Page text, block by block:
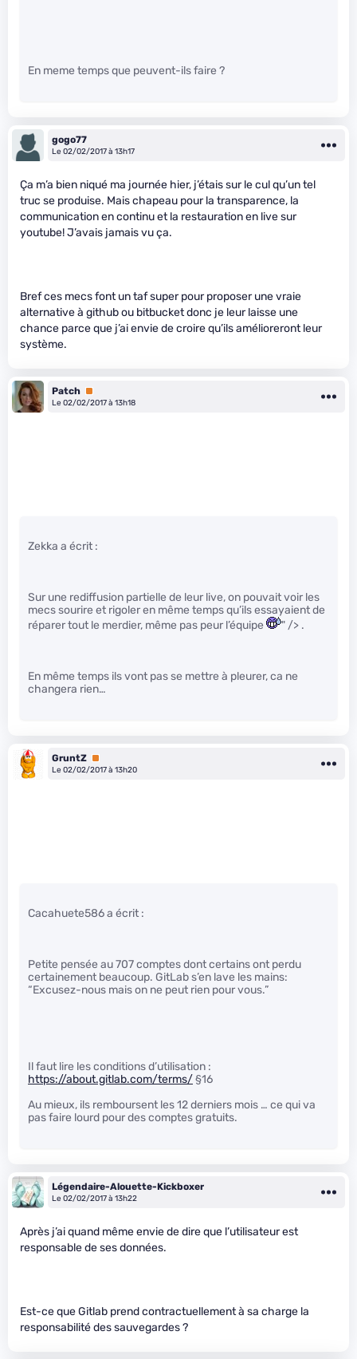
En meme temps que peuvent-ils faire ?
gogo77
Le 02/02/2017 à 13h17
Ça m’a bien niqué ma journée hier, j’étais sur le cul qu’un tel
truc se produise. Mais chapeau pour la transparence, la
communication en continu et la restauration en live sur
youtube! J’avais jamais vu ça.
Bref ces mecs font un taf super pour proposer une vraie
alternative à github ou bitbucket donc je leur laisse une
chance parce que j’ai envie de croire qu’ils amélioreront leur
système.
Patch Premium
Le 02/02/2017 à 13h18
Zekka a écrit :
Sur une rediffusion partielle de leur live, on pouvait voir les
mecs sourire et rigoler en même temps qu’ils essayaient de
réparer tout le merdier, même pas peur l’équipe
" /> .
En même temps ils vont pas se mettre à pleurer, ca ne
changera rien…
GruntZ Premium
Le 02/02/2017 à 13h20
Cacahuete586 a écrit :
Petite pensée au 707 comptes dont certains ont perdu
certainement beaucoup. GitLab s’en lave les mains:
“Excusez-nous mais on ne peut rien pour vous.”
Il faut lire les conditions d’utilisation :
https://about.gitlab.com/terms/§16
Au mieux, ils remboursent les 12 derniers mois … ce qui va
pas faire lourd pour des comptes gratuits.
Légendaire-Alouette-Kickboxer
Le 02/02/2017 à 13h22
Après j’ai quand même envie de dire que l’utilisateur est
responsable de ses données.
Est-ce que Gitlab prend contractuellement à sa charge la
responsabilité des sauvegardes ?